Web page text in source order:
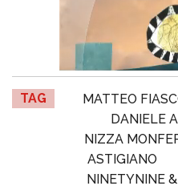
TAG MATTEO
DANIELE
NIZZA
ASTIGIANO
NINETYNINE